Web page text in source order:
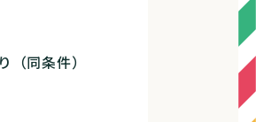
同条件）